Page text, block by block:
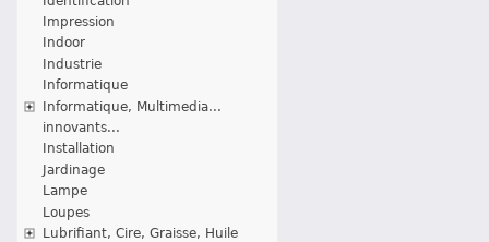
Impression
Indoor
Industrie
Informatique
Informatique, Multimedia...
innovants...
Installation
Jardinage
Lampe
Loupes
Lubrifiant, Cire, Graisse, Huile